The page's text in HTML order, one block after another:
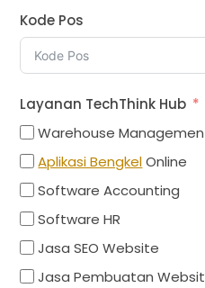
Kode Pos
Layanan TechThink Hub
Warehouse
Aplikasi BengkelOnline
Software Accounting
Software HR
Jasa SEO Website
Jasa Pembuatan